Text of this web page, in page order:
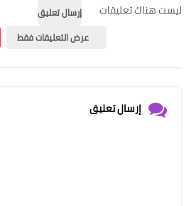
ليست هناك تعليقات
إرسال تعليق
عرض التعليقات فقط
إرسال تعليق